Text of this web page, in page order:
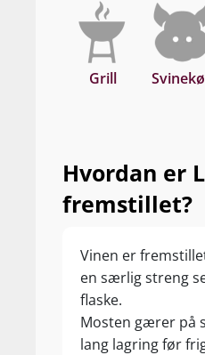
Grill
Hvordan er
fremstillet?
Vinen er
en særlig streng
flaske.
Mosten gærer på
lang lagring før